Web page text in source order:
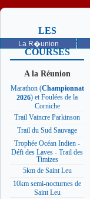
La R�union
LES
PROCHAINES
COURSES
A la Réunion
Marathon (Championnat
2026) et Foulées de la
Corniche
Trail Vaincre Parkinson
Trail du Sud Sauvage
Trophée Océan Indien -
Défi des Laves - Trail des
Timizes
5km de Saint Leu
10km semi-nocturnes de
Saint Leu